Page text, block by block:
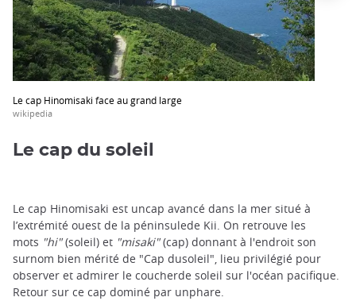
Le cap Hinomisaki face au grand large
wikipedia
Le cap du soleil
Le cap Hinomisaki est uncap avancé dans la mer situé à
l’extrémité ouest de la péninsulede Kii. On retrouve les
mots "hi"(soleil) et "misaki"(cap) donnant à l'endroit son
surnom bien mérité de "Cap dusoleil", lieu privilégié pour
observer et admirer le coucherde soleil sur l'océan pacifique.
Retour sur ce cap dominé par unphare.